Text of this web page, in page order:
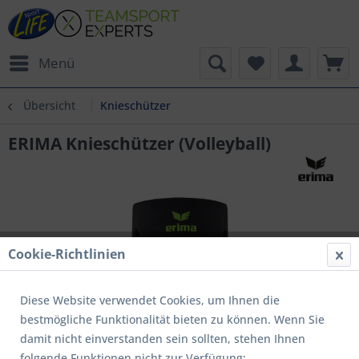
Menü
Übersicht Knieschützer
ERIMA Knieschützer (Volleyball)
Cookie-Richtlinien
Diese Website verwendet Cookies, um Ihnen die
bestmögliche Funktionalität bieten zu können. Wenn Sie
damit nicht einverstanden sein sollten, stehen Ihnen